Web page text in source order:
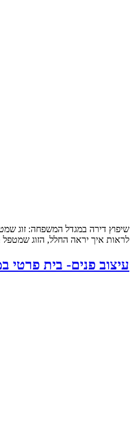
לראות איך יראה החלל, הזוג
עיצוב פנים- בית פרטי